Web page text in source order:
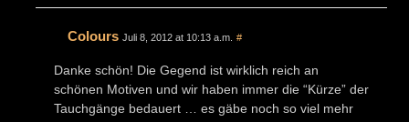
Colours Juli 8, 2012 at 10:13 a.m. #
Danke schön! Die Gegend ist wirklich reich an
schönen Motiven und wir haben immer die “Kürze” der
Tauchgänge bedauert … es gäbe noch so viel mehr